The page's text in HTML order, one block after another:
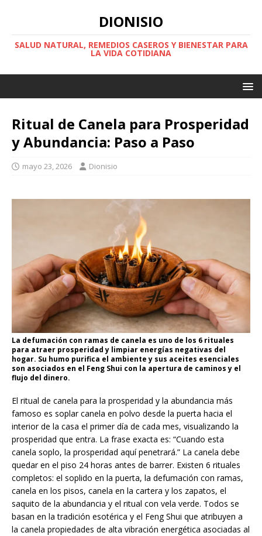
DIONISIO
SALUD NATURAL, REMEDIOS CASEROS Y BIENESTAR PARA
LA VIDA COTIDIANA
Ritual de Canela para Prosperidad
y Abundancia: Paso a Paso
mayo 23, 2026 Dionisio
La defumación con ramas de canela es uno de los 6 rituales
para atraer prosperidad y limpiar energías negativas del
hogar. Su humo purifica el ambiente y sus aceites esenciales
son asociados en el Feng Shui con la apertura de caminos y el
flujo del dinero.
El ritual de canela para la prosperidad y la abundancia más
famoso es soplar canela en polvo desde la puerta hacia el
interior de la casa el primer día de cada mes, visualizando la
prosperidad que entra. La frase exacta es: “Cuando esta
canela soplo, la prosperidad aquí penetrará.” La canela debe
quedar en el piso 24 horas antes de barrer. Existen 6 rituales
completos: el soplido en la puerta, la defumación con ramas,
canela en los pisos, canela en la cartera y los zapatos, el
saquito de la abundancia y el ritual con vela verde. Todos se
basan en la tradición esotérica y el Feng Shui que atribuyen a
la canela propiedades de alta vibración energética asociadas al